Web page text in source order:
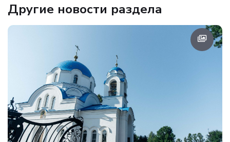
Другие новости раздела